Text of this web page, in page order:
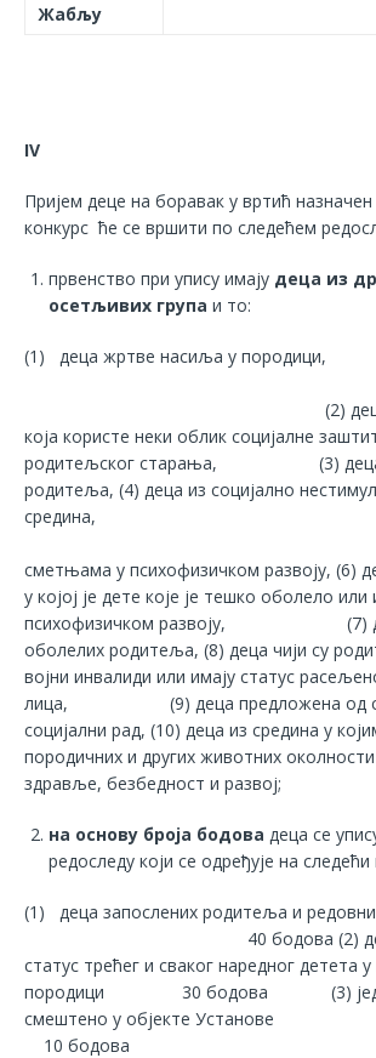
Жабљу
IV
Пријем деце на боравак у вртић назначен
конкурс ће се вршити по следећем
првенство при упису имају деца из
осетљивих група и то:
(1) деца жртве насиља у
(2) деца из
која користе неки облик социјалне
родитељског старања, (3) деца
родитеља, (4) деца из социјално
(5)
сметњама у психофизичком развоју, (6)
у којој је дете које је тешко оболело
психофизичком развоју, (7)
оболелих родитеља, (8) деца чији су
војни инвалиди или имају статус
лица, (9) деца предложена од
социјални рад, (10) деца из средина у
породичних и других животних
здравље, безбедност и развој;
на основу броја бодова деца се
редоследу који се одређује на следећи
(1) деца запослених родитеља и
40 бодова (2) деца
статус трећег и сваког наредног детета
породици
30 бодова (3)
смештено у објекте Установе
10 бодова